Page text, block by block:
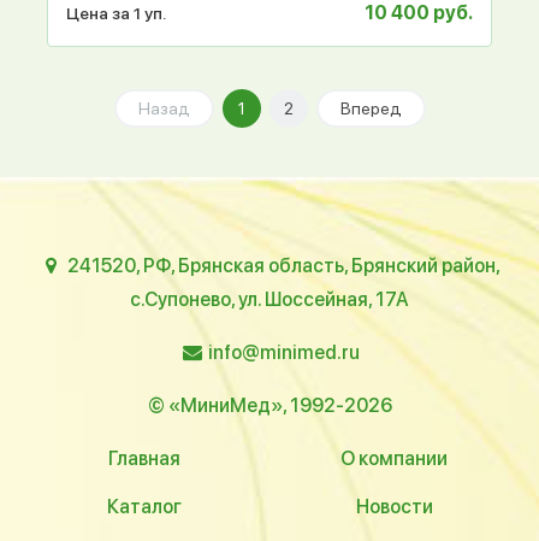
Цена за 1 уп. 10 400 руб.
Назад 1 2 Вперед
241520, РФ, Брянская область, Брянский район,
с.Супонево, ул. Шоссейная, 17А
info@minimed.ru
© «МиниМед», 1992-2026
Главная О компании
Каталог Новости